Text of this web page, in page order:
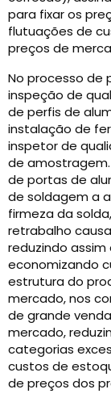
para fixar os
flutuações de
preços de
No processo de
inspeção de
de perfis de
instalação de
inspetor de
de
de portas de
de soldagem a
firmeza da
retrabalho
reduzindo
economizando
estrutura do
mercado, nos
de grande
mercado,
categorias
custos de
de preços dos